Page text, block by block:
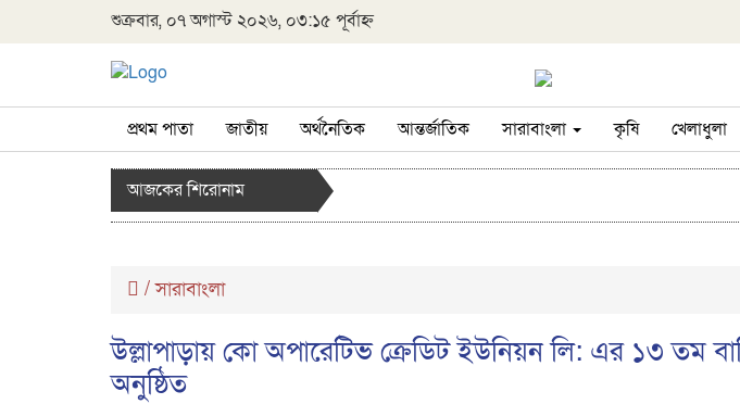
শুক্রবার, ০৭ অগাস্ট ২০২৬, ০৩:১৫ পূর্বাহ্ন
প্রথম পাতা জাতীয় অর্থনৈতিক আন্তর্জাতিক সারাবাংলা কৃষি খেলাধুলা
আজকের শিরোনাম
/সারাবাংলা
উল্লাপাড়ায় কো অপারেটিভ ক্রেডিট ইউনিয়ন লি: এর ১৩ তম
অনুষ্ঠিত